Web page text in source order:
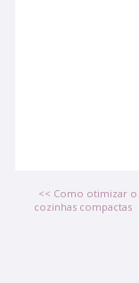
<< Como otimizar o
cozinhas compactas